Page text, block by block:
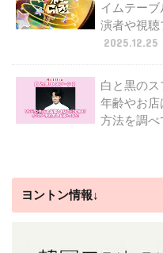
イムテー
演者や視聴
2025.12.25
白と黒の
年齢やお
方法を調べ
ヨントン情報↓